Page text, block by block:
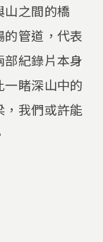
山之間的橋
管道，代表
紀錄片本身
睹深山中的
，我們或許能